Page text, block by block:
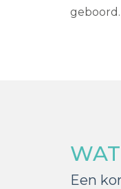
geboord.
Een